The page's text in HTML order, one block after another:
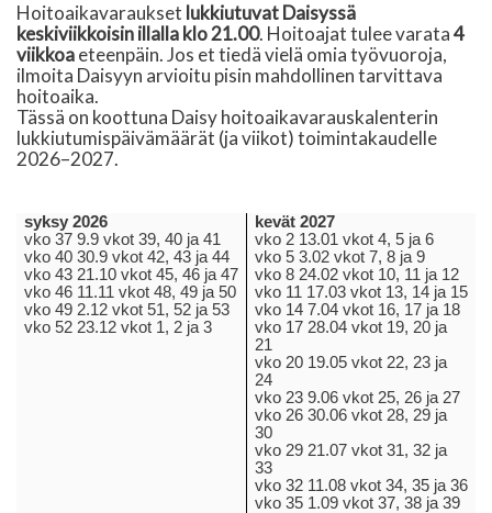
Hoitoaikavaraukset lukkiutuvat Daisyssä
keskiviikkoisin illalla klo 21.00. Hoitoajat tulee varata4
viikkoaeteenpäin. Jos et tiedä vielä omia työvuoroja,
ilmoita Daisyyn arvioitu pisin mahdollinen tarvittava
hoitoaika.
Tässä on koottuna Daisy hoitoaikavarauskalenterin
lukkiutumispäivämäärät (ja viikot) toimintakaudelle
2026–2027.
syksy 2026
vko 37 9.9 vkot 39, 40 ja 41
vko 40 30.9 vkot 42, 43 ja 44
vko 43 21.10 vkot 45, 46 ja 47
vko 46 11.11 vkot 48, 49 ja 50
vko 49 2.12 vkot 51, 52 ja 53
vko 52 23.12 vkot 1, 2 ja 3
kevät 2027
vko 2 13.01 vkot 4, 5 ja 6
vko 5 3.02 vkot 7, 8 ja 9
vko 8 24.02 vkot 10, 11 ja 12
vko 11 17.03 vkot 13, 14 ja 15
vko 14 7.04 vkot 16, 17 ja 18
vko 17 28.04 vkot 19, 20 ja
21
vko 20 19.05 vkot 22, 23 ja
24
vko 23 9.06 vkot 25, 26 ja 27
vko 26 30.06 vkot 28, 29 ja
30
vko 29 21.07 vkot 31, 32 ja
33
vko 32 11.08 vkot 34, 35 ja 36
vko 35 1.09 vkot 37, 38 ja 39